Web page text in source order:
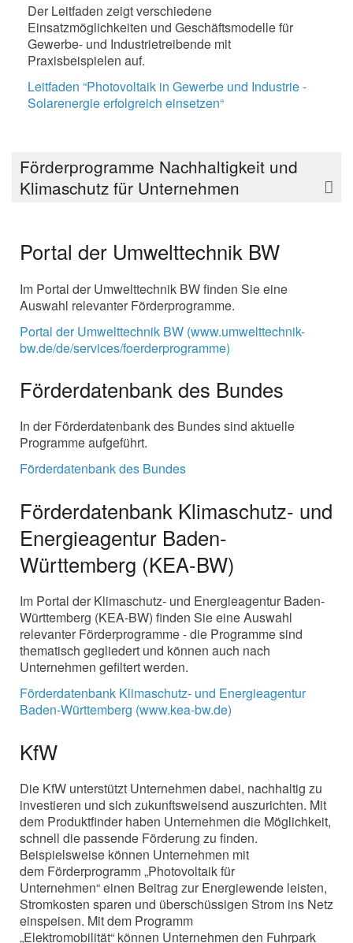
Der Leitfaden zeigt verschiedene
Einsatzmöglichkeiten und Geschäftsmodelle für
Gewerbe- und Industrietreibende mit
Praxisbeispielen auf.
Leitfaden “Photovoltaik in Gewerbe und Industrie -
Solarenergie erfolgreich einsetzen“
Förderprogramme Nachhaltigkeit und
Klimaschutz für Unternehmen
Portal der Umwelttechnik BW
Im Portal der Umwelttechnik BW finden Sie eine
Auswahl relevanter Förderprogramme.
Portal der Umwelttechnik BW (www.umwelttechnik-
bw.de/de/services/foerderprogramme)
Förderdatenbank des Bundes
In der Förderdatenbank des Bundes sind aktuelle
Programme aufgeführt.
Förderdatenbank des Bundes
Förderdatenbank Klimaschutz- und
Energieagentur Baden-
Württemberg (KEA-BW)
Im Portal der Klimaschutz- und Energieagentur Baden-
Württemberg (KEA-BW) finden Sie eine Auswahl
relevanter Förderprogramme - die Programme sind
thematisch gegliedert und können auch nach
Unternehmen gefiltert werden.
Förderdatenbank Klimaschutz- und Energieagentur
Baden-Württemberg (www.kea-bw.de)
KfW
Die KfW unterstützt Unternehmen dabei, nachhaltig zu
investieren und sich zukunftsweisend auszurichten. Mit
dem Produktfinder haben Unternehmen die Möglichkeit,
schnell die passende Förderung zu finden.
Beispielsweise können Unternehmen mit
dem Förderprogramm „Photovoltaik für
Unternehmen“ einen Beitrag zur Energiewende leisten,
Stromkosten sparen und überschüssigen Strom ins Netz
einspeisen. Mit dem Programm
„Elektromobilität“ können Unternehmen den Fuhrpark